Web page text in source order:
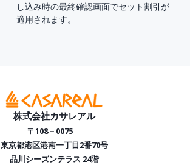
し込み時の最終確認画面でセット割引が
適用されます。
株式会社カサレアル
〒108－0075
東京都港区港南一丁目2番70号
品川シーズンテラス 24階